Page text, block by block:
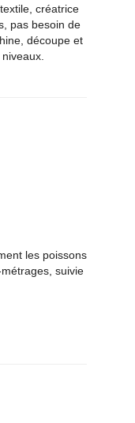
créatrice
pas besoin de
découpe et
les poissons
suivie